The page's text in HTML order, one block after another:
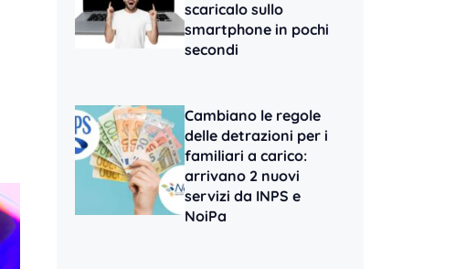
scaricalo sullo
smartphone in pochi
secondi
Cambiano le regole
delle detrazioni per i
familiari a carico:
arrivano 2 nuovi
servizi da INPS e
NoiPa